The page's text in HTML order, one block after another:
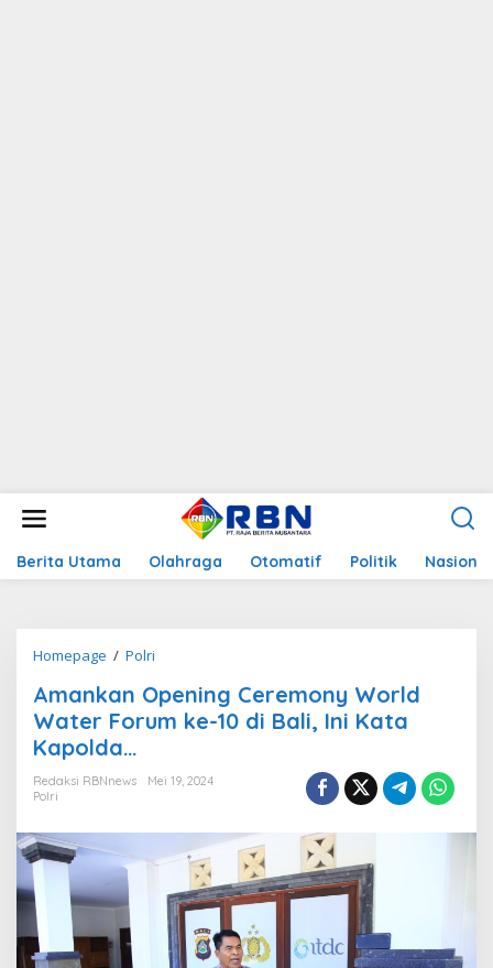
t
Berita Utama Olahraga Otomatif Politik Nasional
Homepage / Polri
a
n
k
n
e
Amankan Opening Ceremony World
Water Forum ke-10 di Bali, Ini Kata
Kapolda…
Redaksi RBNnews
Mei 19, 2024
Polri